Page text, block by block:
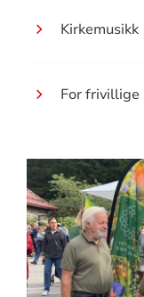
Kirkemusikk
For frivillige